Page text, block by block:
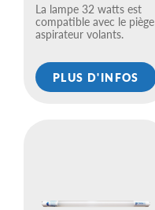
La lampe 32 watts est
compatible avec le piège
aspirateur volants.
PLUS D'INFOS